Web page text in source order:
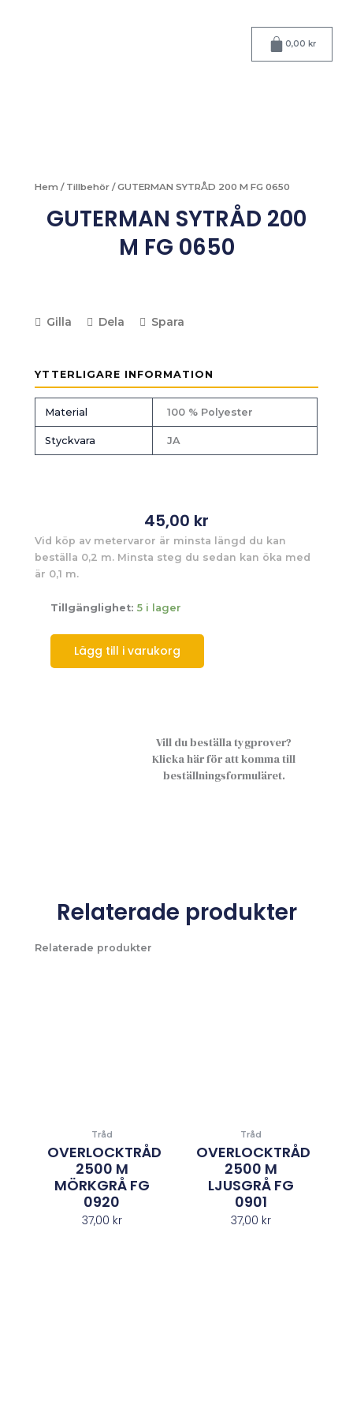
0,00 kr
Varukorg
Hem / Tillbehör / GUTERMAN SYTRÅD 200 M FG 0650
GUTERMAN SYTRÅD 200
M FG 0650
Gilla Dela Spara
YTTERLIGARE INFORMATION
Material 100 % Polyester
Styckvara JA
45,00 kr
Vid köp av metervaror är minsta längd du kan
beställa 0,2 m. Minsta steg du sedan kan öka med
är 0,1 m.
Tillgänglighet: 5 i lager
Lägg till i varukorg
Vill du beställa tygprover?
Klicka här för att komma till
beställningsformuläret.
Relaterade produkter
Relaterade produkter
Tråd
OVERLOCKTRÅD
2500 M
MÖRKGRÅ FG
0920
37,00 kr
Tråd
OVERLOCKTRÅD
2500 M
LJUSGRÅ FG
0901
37,00 kr